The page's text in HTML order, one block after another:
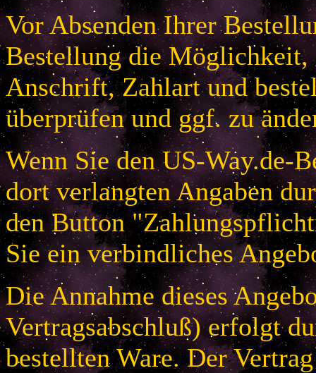
Vor Absenden Ihrer
Bestellung die Möglichkeit,
Anschrift, Zahlart und
überprüfen und ggf. zu
Wenn Sie den US-Way.de-
dort verlangten Angaben
den Button
Sie ein verbindliches
Die Annahme dieses
Vertragsabschluß) erfolgt
bestellten Ware. Der